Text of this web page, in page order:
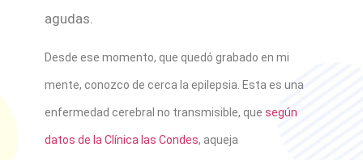
agudas.
Desde ese momento, que quedó grabado en mi
mente, conozco de cerca la epilepsia. Esta es una
enfermedad cerebral no transmisible, que según
datos de la Clínica las Condes, aqueja